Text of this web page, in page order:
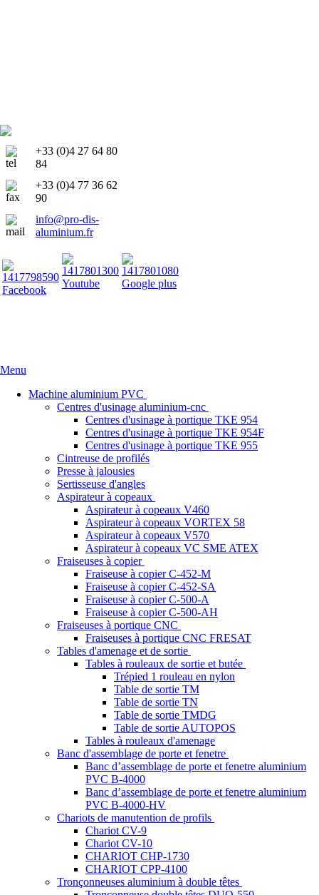
+33 (0)4 27 64 80
84
+33 (0)4 77 36 62
90
info@pro-dis-
aluminium.fr
Menu
Machine aluminium PVC
Centres d'usinage aluminium-cnc
Centres d'usinage à portique TKE 954
Centres d'usinage à portique TKE 954F
Centres d'usinage à portique TKE 955
Cintreuse de profilés
Presse à jalousies
Sertisseuse d'angles
Aspirateur à copeaux
Aspirateur à copeaux V460
Aspirateur à copeaux VORTEX 58
Aspirateur à copeaux V570
Aspirateur à copeaux VC SME ATEX
Fraiseuses à copier
Fraiseuse à copier C-452-M
Fraiseuse à copier C-452-SA
Fraiseuse à copier C-500-A
Fraiseuse à copier C-500-AH
Fraiseuses à portique CNC
Fraiseuses à portique CNC FRESAT
Tables d'amenage et de sortie
Tables à rouleaux de sortie et butée
Trépied 1 rouleau en nylon
Table de sortie TM
Table de sortie TN
Table de sortie TMDG
Table de sortie AUTOPOS
Tables à rouleaux d'amenage
Banc d'assemblage de porte et fenetre
Banc d’assemblage de porte et fenetre aluminium
PVC B-4000
Banc d’assemblage de porte et fenetre aluminium
PVC B-4000-HV
Chariots de manutention de profils
Chariot CV-9
Chariot CV-10
CHARIOT CHP-1730
CHARIOT CPP-4100
Tronçonneuses aluminium à double têtes